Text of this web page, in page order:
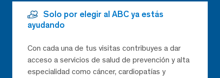
Solo por elegir al ABC ya estás
ayudando
Con cada una de tus visitas contribuyes a dar
acceso a servicios de salud de prevención y alta
especialidad como cáncer, cardiopatías y